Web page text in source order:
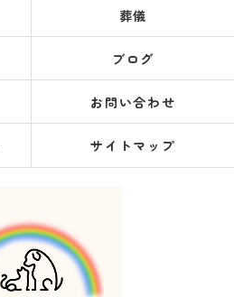
葬儀
ブログ
お問い合わせ
サイトマップ